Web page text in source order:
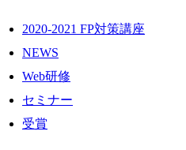
2020-2021 FP対策講座
NEWS
Web研修
セミナー
受賞